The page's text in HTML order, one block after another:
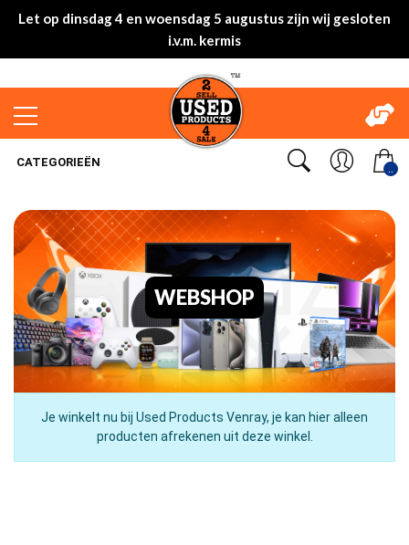
Let op dinsdag 4 en woensdag 5 augustus zijn wij gesloten
i.v.m. kermis
..
CATEGORIEËN
WEBSHOP
Je winkelt nu bij Used Products Venray, je kan hier alleen
producten afrekenen uit deze winkel.